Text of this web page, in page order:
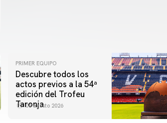
PRIMER EQUIPO
Descubre todos los
actos previos a la 54ª
edición del Trofeu
Taronja
06 agosto 2026